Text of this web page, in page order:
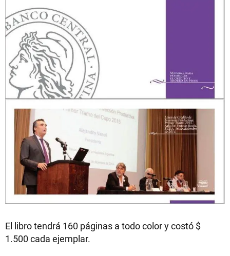
El libro tendrá 160 páginas a todo color y costó $
1.500 cada ejemplar.